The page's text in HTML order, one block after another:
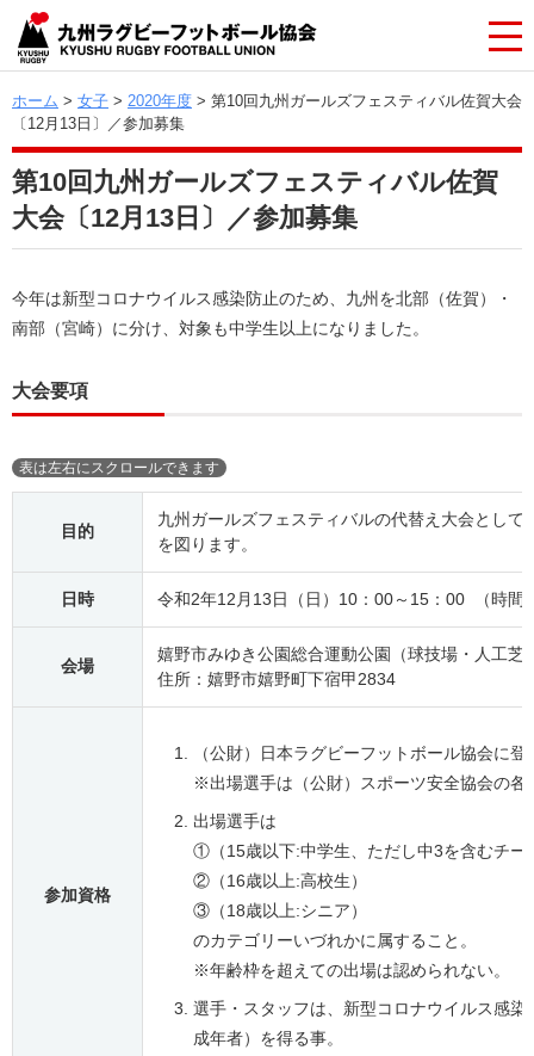
ホーム > 女子 > 2020年度 > 第10回九州ガールズフェスティバル佐賀大会
〔12月13日〕／参加募集
第10回九州ガールズフェスティバル佐賀
大会〔12月13日〕／参加募集
今年は新型コロナウイルス感染防止のため、九州を北部（佐賀）・
南部（宮崎）に分け、対象も中学生以上になりました。
大会要項
目的
九州ガールズフェスティバルの代替え大会とし
を図ります。
日時 令和2年12月13日（日）10：00～15：00 （時間
会場
嬉野市みゆき公園総合運動公園（球技場・人工芝
住所：嬉野市嬉野町下宿甲2834
参加資格
（公財）日本ラグビーフットボール協会に
※出場選手は（公財）スポーツ安全協会の
出場選手は
①（15歳以下:中学生、ただし中3を含むチー
②（16歳以上:高校生）
③（18歳以上:シニア）
のカテゴリーいづれかに属すること。
※年齢枠を超えての出場は認められない。
選手・スタッフは、新型コロナウイルス感
成年者）を得る事。